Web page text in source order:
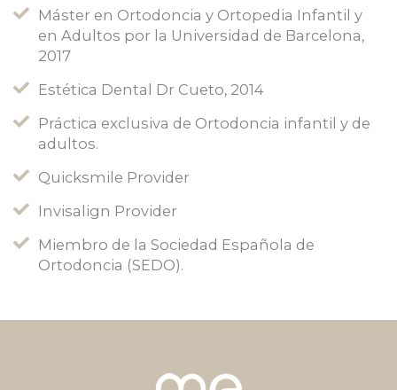
Máster en Ortodoncia y Ortopedia Infantil y
en Adultos por la Universidad de Barcelona,
2017
Estética Dental Dr Cueto, 2014
Práctica exclusiva de Ortodoncia infantil y de
adultos.
Quicksmile Provider
Invisalign Provider
Miembro de la Sociedad Española de
Ortodoncia (SEDO).